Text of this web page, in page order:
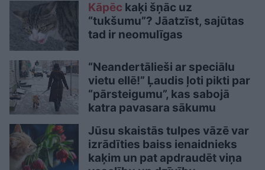
Kāpēc kaķi šņāc uz
“tukšumu”? Jāatzīst, sajūtas
tad ir neomulīgas
“Neandertālieši ar speciālu
vietu ellē!” Ļaudis ļoti pikti par
“pārsteigumu”, kas sabojā
katra pavasara sākumu
Jūsu skaistās tulpes vāzē var
izrādīties baiss ienaidnieks
kaķim un pat apdraudēt viņa